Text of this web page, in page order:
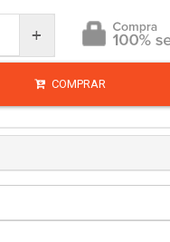
+
COMPRAR